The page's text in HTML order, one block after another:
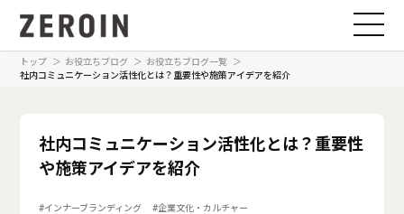
トップ お役立ちブログ
お役立ちブログ一覧
社内コミュニケーション活性化とは？重要性や施策アイデアを紹介
社内コミュニケーション活性化とは？重要性
や施策アイデアを紹介
インナーブランディング 企業文化・カルチャー